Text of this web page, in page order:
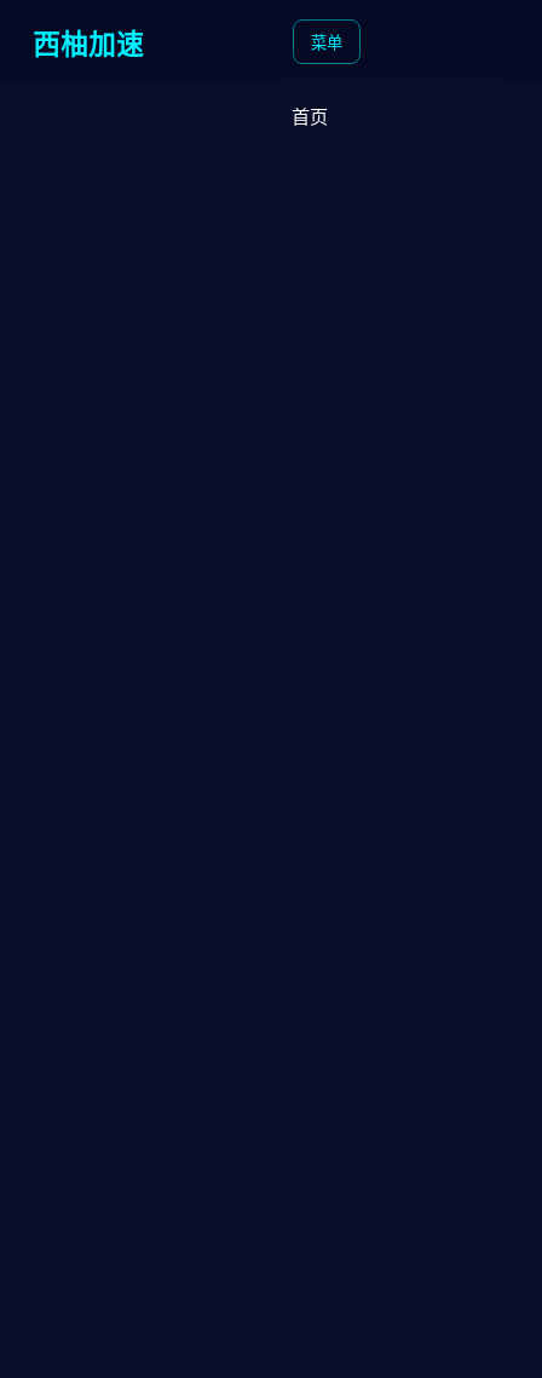
西柚加速 菜单
首页